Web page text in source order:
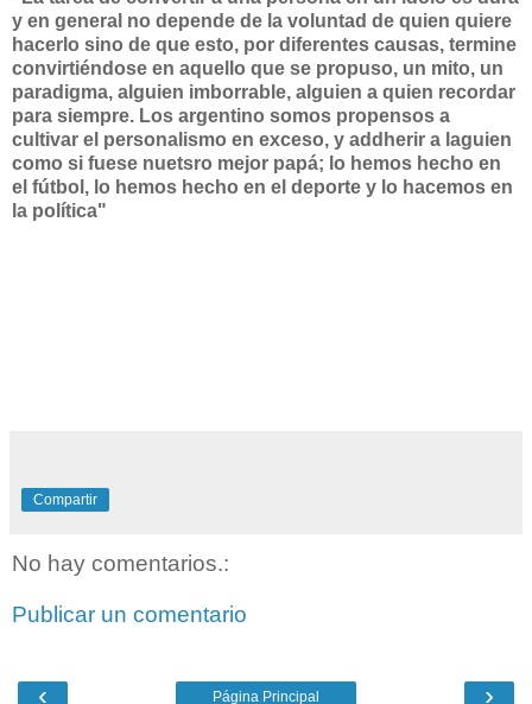
y en general no depende de la voluntad de quien quiere
hacerlo sino de que esto, por diferentes causas, termine
convirtiéndose en aquello que se propuso, un mito, un
paradigma, alguien imborrable, alguien a quien recordar
para siempre. Los argentino somos propensos a
cultivar el personalismo en exceso, y addherir a laguien
como si fuese nuetsro mejor papá; lo hemos hecho en
el fútbol, lo hemos hecho en el deporte y lo hacemos en
la política"
Compartir
No hay comentarios.:
Publicar un comentario
‹ ›
Página Principal